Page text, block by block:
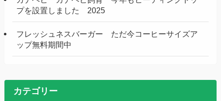
プを設置しました 2025
フレッシュネスバーガー ただ今コーヒーサイズア
ップ無料期間中
カテゴリー